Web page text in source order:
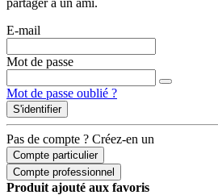
partager à un ami.
E-mail
Mot de passe
Mot de passe oublié ?
S'identifier
Pas de compte ? Créez-en un
Compte particulier
Compte professionnel
Produit ajouté aux favoris